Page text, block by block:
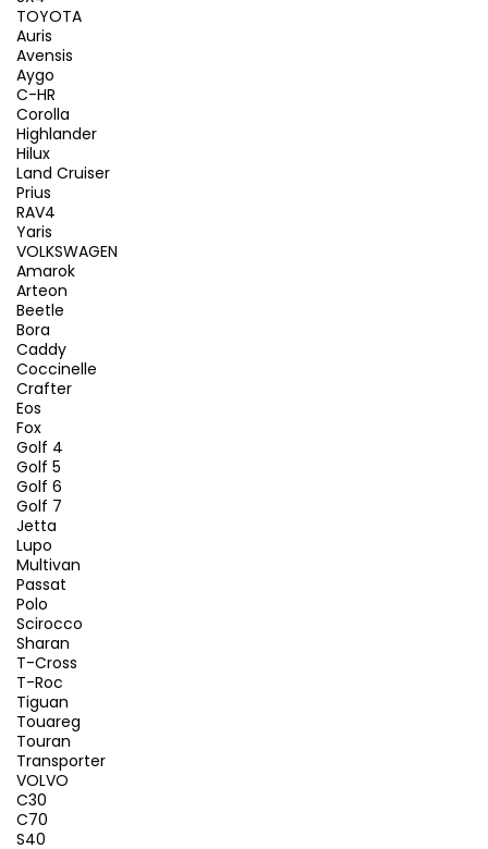
TOYOTA
Auris
Avensis
Aygo
C-HR
Corolla
Highlander
Hilux
Land Cruiser
Prius
RAV4
Yaris
VOLKSWAGEN
Amarok
Arteon
Beetle
Bora
Caddy
Coccinelle
Crafter
Eos
Fox
Golf 4
Golf 5
Golf 6
Golf 7
Jetta
Lupo
Multivan
Passat
Polo
Scirocco
Sharan
T-Cross
T-Roc
Tiguan
Touareg
Touran
Transporter
VOLVO
C30
C70
S40